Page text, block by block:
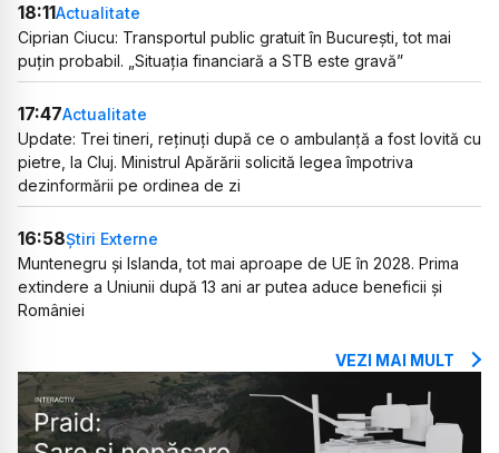
18:11Actualitate
Ciprian Ciucu: Transportul public gratuit în București, tot mai
puțin probabil. „Situația financiară a STB este gravă”
17:47Actualitate
Update: Trei tineri, reținuți după ce o ambulanță a fost lovită cu
pietre, la Cluj. Ministrul Apărării solicită legea împotriva
dezinformării pe ordinea de zi
16:58Știri Externe
Muntenegru și Islanda, tot mai aproape de UE în 2028. Prima
extindere a Uniunii după 13 ani ar putea aduce beneficii și
României
VEZI MAI MULT